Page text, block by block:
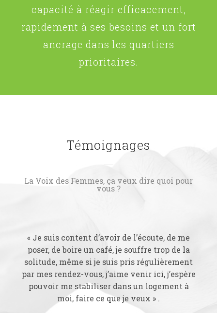
capacité à réagir efficacement,
rapidement à ses besoins et un fort
ancrage dans les quartiers
prioritaires.
Témoignages
La Voix des Femmes, ça veux dire quoi pour
vous ?
« Je suis content d’avoir de l’écoute, de me
poser, de boire un café, je souffre trop de la
solitude, même si je suis pris régulièrement
par mes rendez-vous, j’aime venir ici, j’espère
pouvoir me stabiliser dans un logement à
moi, faire ce que je veux » .